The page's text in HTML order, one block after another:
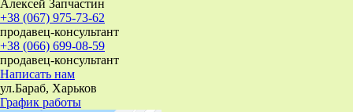
Алексей Запчастин
+38 (067) 975-73-62
продавец-консультант
+38 (066) 699-08-59
продавец-консультант
Написать нам
ул.Бараб, Харьков
График работы